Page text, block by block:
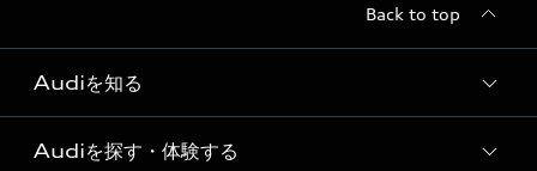
Back to top
Audiを知る
Audi ブランド
Audiを探す・体験する